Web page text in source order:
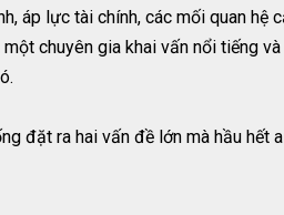
áp lực tài chính, các mối quan
chuyên gia khai vấn nổi tiếng
đặt ra hai vấn đề lớn mà hầu